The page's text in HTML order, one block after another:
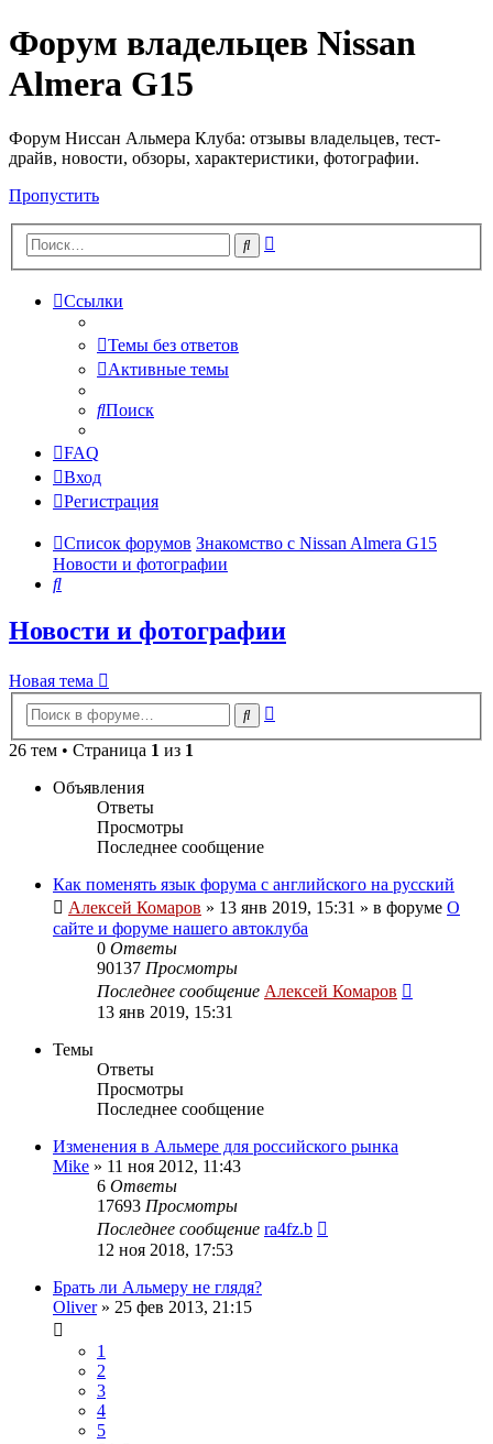
Форум владельцев Nissan
Almera G15
Форум Ниссан Альмера Клуба: отзывы владельцев, тест-
драйв, новости, обзоры, характеристики, фотографии.
Пропустить
Поиск
Ссылки
Темы без ответов
Активные темы
Поиск
FAQ
Вход
Регистрация
Список форумов Знакомство с Nissan Almera G15
Новости и фотографии
Поиск
Новости и фотографии
Новая тема
Поиск
26 тем • Страница 1 из 1
Объявления
Ответы
Просмотры
Последнее сообщение
Как поменять язык форума с английского на русский
Алексей Комаров » 13 янв 2019, 15:31 » в форуме О
сайте и форуме нашего автоклуба
0 Ответы
90137 Просмотры
Последнее сообщение Алексей Комаров
13 янв 2019, 15:31
Темы
Ответы
Просмотры
Последнее сообщение
Изменения в Альмере для российского рынка
Mike » 11 ноя 2012, 11:43
6 Ответы
17693 Просмотры
Последнее сообщение ra4fz.b
12 ноя 2018, 17:53
Брать ли Альмеру не глядя?
Oliver» 25 фев 2013, 21:15
1
2
3
4
5